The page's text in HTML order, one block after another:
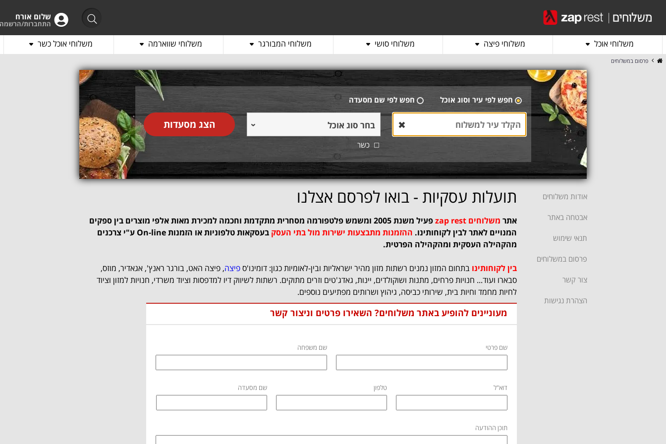
שלום אורח
התחברות/הרשמה
משלוחי אוכל משלוחי פיצה משלוחי סושי משלוחי המבורגר משלוחי שווארמה משלוחי אוכל כשר
פרסום במשלוחים
חפש לפי עיר וסוג אוכל חפש לפי שם מסעדה
✖ בחר סוג אוכל הצג מסעדות
כשר
אודות משלוחים
אבטחה באתר
תנאי שימוש
פרסום במשלוחים
צור קשר
הצהרת נגישות
תועלות עסקיות - בואו לפרסם אצלנו
אתר משלוחים zap rest
פעיל משנת 2005 ומשמש פלטפורמה מסחרית מתקדמת וחכמה למכירת מאות אלפי מוצרים בין ספקים
המנויים לאתר לבין לקוחותינו. ההזמנות מתבצעות ישירות מול בתי העסק
בעסקאות טלפוניות או הזמנות On-line ע"י צרכנים
מהקהילה העסקית ומהקהילה הפרטית.
בין לקוחותינו בתחום המזון נמנים רשתות מזון מהיר ישראליות ובין-לאומיות כגון: דומינו'ספיצה, פיצה האט, בורגר ראנץ', אגאדיר, מוזס,
סבארו ועוד... חנויות פרחים, מתנות ושוקולדים, יינות, גאדג'טים וזרים מתוקים. רשתות לשיווק דיו למדפסות וציוד משרדי, חנויות למזון וציוד
לחיות מחמד וחיות בית, שירותי כביסה, גיהוץ ושרותים מפתיעים נוספים.
מעוניינים להופיע באתר משלוחים? השאירו פרטים וניצור קשר
שם פרטי שם משפחה
דוא"ל טלפון שם מסעדה
תוכן ההודעה